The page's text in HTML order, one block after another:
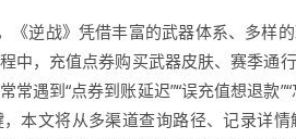
《逆战》凭借丰富的武器体系、多样
中，充值点券购买武器皮肤、赛季通
常遇到“点券到账延迟”“误充值想退款
本文将从多渠道查询路径、记录详